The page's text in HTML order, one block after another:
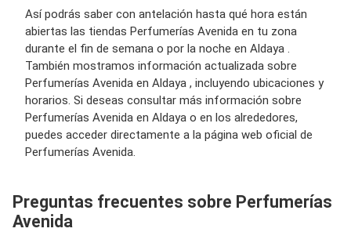
Así podrás saber con antelación hasta qué hora están
abiertas las tiendas Perfumerías Avenida en tu zona
durante el fin de semana o por la noche en Aldaya .
También mostramos información actualizada sobre
Perfumerías Avenida en Aldaya , incluyendo ubicaciones y
horarios. Si deseas consultar más información sobre
Perfumerías Avenida en Aldaya o en los alrededores,
puedes acceder directamente a la página web oficial de
Perfumerías Avenida.
Preguntas frecuentes sobre Perfumerías
Avenida